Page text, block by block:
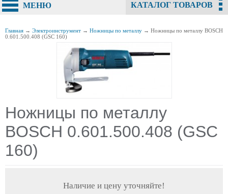
МЕНЮ КАТАЛОГ ТОВАРОВ
Главная → Электроинструмент → Ножницы по металлу → Ножницы по металлу BOSCH
0.601.500.408 (GSC 160)
Ножницы по металлу
BOSCH 0.601.500.408 (GSC
160)
Наличие и цену уточняйте!